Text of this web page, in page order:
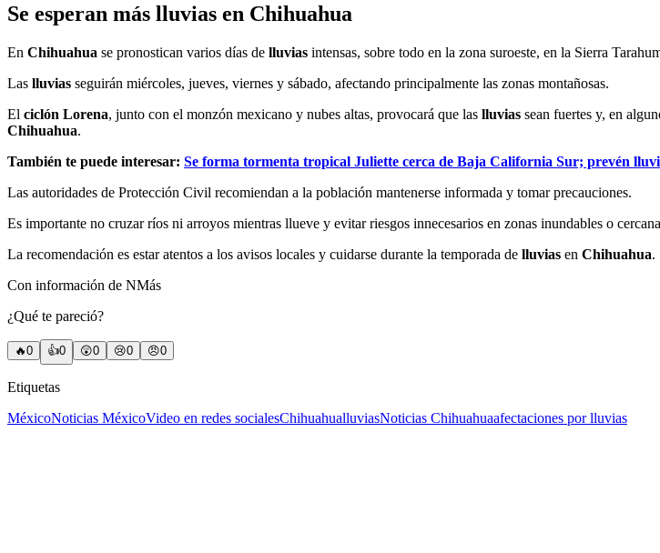
Se esperan más lluvias en Chihuahua
En Chihuahua se pronostican varios días de lluvias intensas, sobre todo en la zona suroeste, en la Sierra
Las lluvias seguirán miércoles, jueves, viernes y sábado, afectando principalmente las zonas montañosas.
El ciclón Lorena, junto con el monzón mexicano y nubes altas, provocará que las lluvias sean fuertes y, en
Chihuahua.
También te puede interesar: Se forma tormenta tropical Juliette cerca de Baja California Sur; prevén
Las autoridades de Protección Civil recomiendan a la población mantenerse informada y tomar precauciones.
Es importante no cruzar ríos ni arroyos mientras llueve y evitar riesgos innecesarios en zonas inundables o
La recomendación es estar atentos a los avisos locales y cuidarse durante la temporada de lluvias en Chihuahua.
Con información de NMás
¿Qué te pareció?
🔥0 👍0 😲0 😢0 😠0
Etiquetas
MéxicoNoticias MéxicoVideo en redes socialesChihuahualluviasNoticias Chihuahuaafectaciones por lluvias